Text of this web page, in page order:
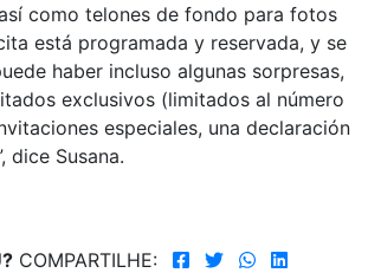
como telones de fondo para fotos
está programada y reservada, y se
haber incluso algunas sorpresas,
exclusivos (limitados al número
especiales, una declaración
dice Susana.
COMPARTILHE: